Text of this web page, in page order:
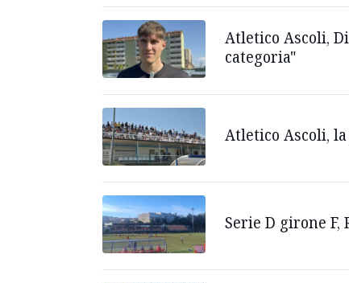
Atletico Ascoli,
categoria"
Atletico Ascoli,
Serie D girone